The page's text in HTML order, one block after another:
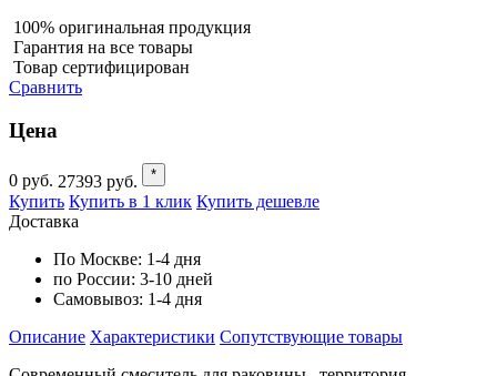
100% оригинальная продукция
Гарантия на все товары
Товар сертифицирован
Сравнить
Цена
0 руб. 27393 руб. *
Купить Купить в 1 клик Купить дешевле
Доставка
По Москве: 1-4 дня
по России: 3-10 дней
Самовывоз: 1-4 дня
Описание Характеристики Cопутствующие товары